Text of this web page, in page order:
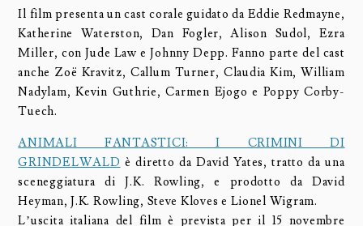
Il film presenta un cast corale guidato da Eddie Redmayne,
Katherine Waterston, Dan Fogler, Alison Sudol, Ezra
Miller, con Jude Law e Johnny Depp. Fanno parte del cast
anche Zoë Kravitz, Callum Turner, Claudia Kim, William
Nadylam, Kevin Guthrie, Carmen Ejogo e Poppy Corby-
Tuech.
ANIMALI FANTASTICI: I CRIMINI DI
GRINDELWALD è diretto da David Yates, tratto da una
sceneggiatura di J.K. Rowling, e prodotto da David
Heyman, J.K. Rowling, Steve Kloves e Lionel Wigram.
L’uscita italiana del film è prevista per il 15 novembre